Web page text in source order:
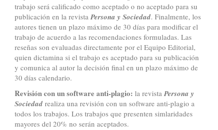
trabajo será calificado como aceptado o no aceptado para su
publicación en la revistaPersona y Sociedad. Finalmente, los
autores tienen un plazo máximo de 30 días para modificar el
trabajo de acuerdo a las recomendaciones formuladas. Las
reseñas son evaluadas directamente por el Equipo Editorial,
quien dictamina si el trabajo es aceptado para su publicación
y comunica al autor la decisión final en un plazo máximo de
30 días calendario.
Revisión con un software anti-plagio: la revista Persona y
Sociedad realiza una revisión con un software anti-plagio a
todos los trabajos. Los trabajos que presenten simlaridades
mayores del 20% no serán aceptados.